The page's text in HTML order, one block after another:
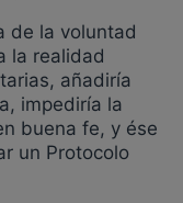
de la voluntad
la realidad
añadiría
impediría la
buena fe, y ése
un Protocolo